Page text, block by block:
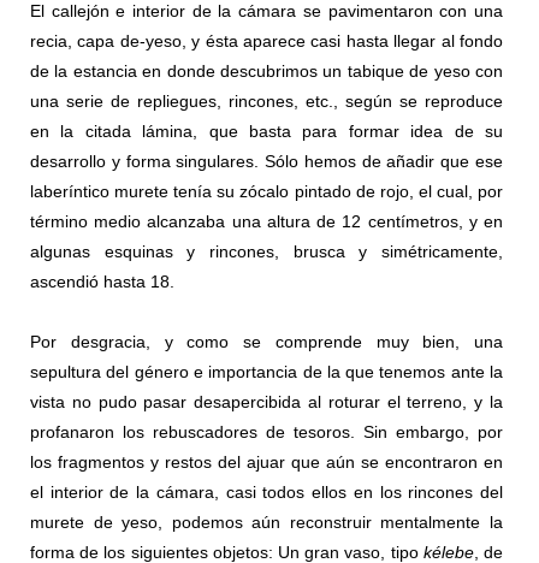
El callejón e interior de la cámara se pavimentaron con una
recia, capa de-yeso, y ésta aparece casi hasta llegar al fondo
de la estancia en donde descubrimos un tabique de yeso con
una serie de repliegues, rincones, etc., según se reproduce
en la citada lámina, que basta para formar idea de su
desarrollo y forma singulares. Sólo hemos de añadir que ese
laberíntico murete tenía su zócalo pintado de rojo, el cual, por
término medio alcanzaba una altura de 12 centímetros, y en
algunas esquinas y rincones, brusca y simétricamente,
ascendió hasta 18.
Por desgracia, y como se comprende muy bien, una
sepultura del género e importancia de la que tenemos ante la
vista no pudo pasar desapercibida al roturar el terreno, y la
profanaron los rebuscadores de tesoros. Sin embargo, por
los fragmentos y restos del ajuar que aún se encontraron en
el interior de la cámara, casi todos ellos en los rincones del
murete de yeso, podemos aún reconstruir mentalmente la
forma de los siguientes objetos: Un gran vaso, tipo kélebe, de